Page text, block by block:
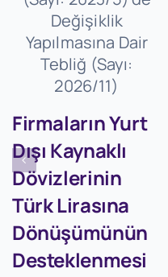
Firmaların Yurt
Dışı Kaynaklı
Dövizlerinin
Türk Lirasına
Dönüşümünün
Desteklenmesi